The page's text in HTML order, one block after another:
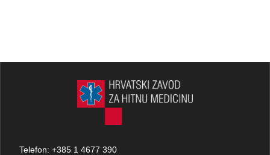
Telefon:+385 1 4677 390